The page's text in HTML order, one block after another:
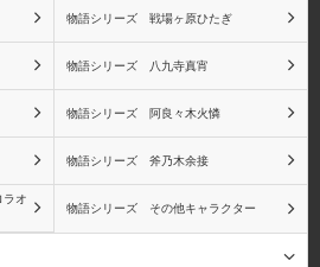
コ
ア
ワンピース
Portrait.Of.Piratesシリー
ズ
ブ
ズ
ワンピース ログコレク
物語シリーズ 戦場ヶ原ひたぎ
物語シリーズ 八九寺真宵
物語シリーズ 阿良々木火憐
物語シリーズ 斧乃木余接
オ
物語シリーズ その他キャラクター